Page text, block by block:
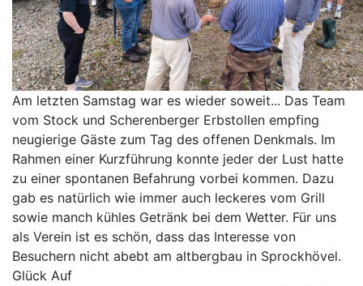
Am letzten Samstag war es wieder soweit... Das Team
vom Stock und Scherenberger Erbstollen empfing
neugierige Gäste zum Tag des offenen Denkmals. Im
Rahmen einer Kurzführung konnte jeder der Lust hatte
zu einer spontanen Befahrung vorbei kommen. Dazu
gab es natürlich wie immer auch leckeres vom Grill
sowie manch kühles Getränk bei dem Wetter. Für uns
als Verein ist es schön, dass das Interesse von
Besuchern nicht abebt am altbergbau in Sprockhövel.
Glück Auf